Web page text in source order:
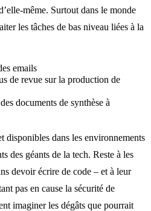
même. Surtout dans le monde
les tâches de bas niveau liées à la
emails
de revue sur la production de
documents de synthèse à
disponibles dans les environnements
des géants de la tech. Reste à les
devoir écrire de code – et à leur
pas en cause la sécurité de
imaginer les dégâts que pourrait